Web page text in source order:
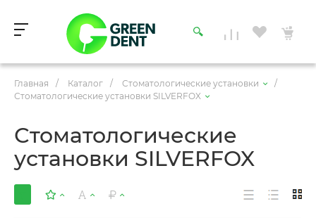
Главная / Каталог / Стоматологические установки
/
Стоматологические установки SILVERFOX
Стоматологические
установки SILVERFOX